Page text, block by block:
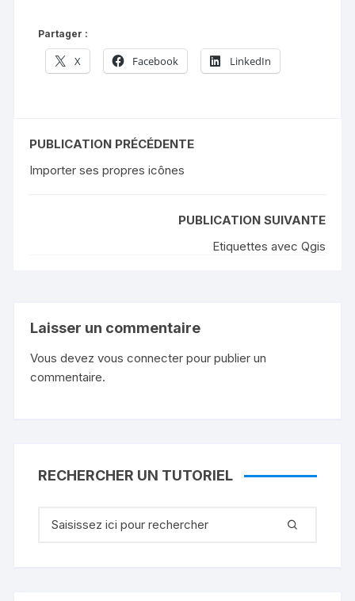
Partager :
X Facebook LinkedIn
PUBLICATION PRÉCÉDENTE
Importer ses propres icônes
PUBLICATION SUIVANTE
Etiquettes avec Qgis
Laisser un commentaire
Vous devezvous connecter pour publier un
commentaire.
RECHERCHER UN TUTORIEL
pour